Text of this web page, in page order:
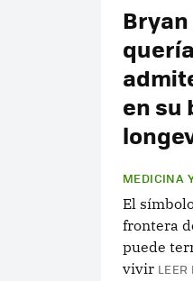
en su
MEDICINA
El
frontera
puede
vivir LEER